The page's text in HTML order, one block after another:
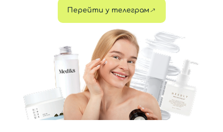
Перейти у телеграм